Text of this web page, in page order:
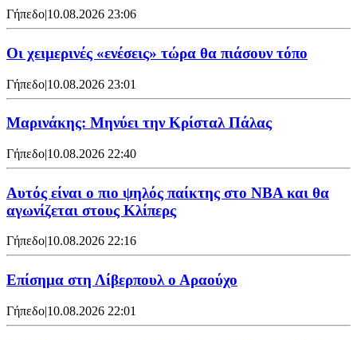
Γήπεδο|10.08.2026 23:06
Οι χειμερινές «ενέσεις» τώρα θα πιάσουν τόπο
Γήπεδο|10.08.2026 23:01
Μαρινάκης: Μηνύει την Κρίσταλ Πάλας
Γήπεδο|10.08.2026 22:40
Αυτός είναι ο πιο ψηλός παίκτης στο NBA και θα
αγωνίζεται στους Κλίπερς
Γήπεδο|10.08.2026 22:16
Επίσημα στη Λίβερπουλ ο Αραούχο
Γήπεδο|10.08.2026 22:01